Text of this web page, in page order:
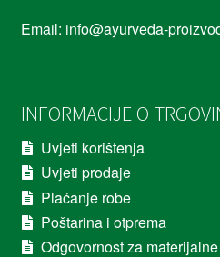
Email: info@ayurveda-
INFORMACIJE O
Uvjeti korištenja
Uvjeti prodaje
Plaćanje robe
Poštarina i otprema
Odgovornost za